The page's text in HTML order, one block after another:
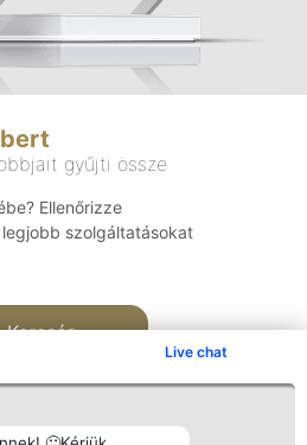
Live chat
gyűjti össze
Ellenőrizze
szolgáltatásokat
Keresés